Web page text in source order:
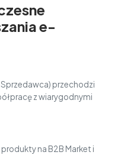
e-
przechodzi
z wiarygodnymi
na B2B Market i